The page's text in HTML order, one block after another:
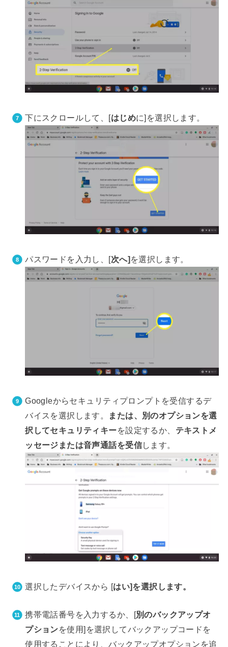
下にスクロールして、[はじめに]を選択します。
パスワードを入力し、[次へ]を選択します。
Googleからセキュリティプロンプトを受信するデ
バイスを選択します。
または、別のオプションを選
択してセキュリティキーを設定するか、 テキストメ
ッセージまたは音声通話を受信します。
選択したデバイスから [はい]を選択します。
携帯電話番号を入力するか、[別のバックアップオ
プションを使用]を選択してバックアップコードを
使用することにより、バックアップオプションを追